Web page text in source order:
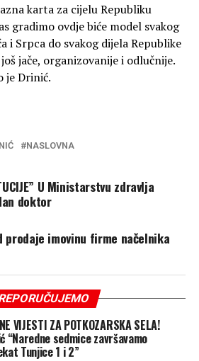
karta za cijelu Republiku
gradimo ovdje biće model svakog
i Srpca do svakog dijela Republike
jače, organizovanije i odlučnije.
je Drinić.
NASLOVNA
U Ministarstvu zdravlja
doktor
prodaje imovinu firme načelnika
VIJESTI ZA POTKOZARSKA SELA!
“Naredne sedmice završavamo
Tunjice 1 i 2”